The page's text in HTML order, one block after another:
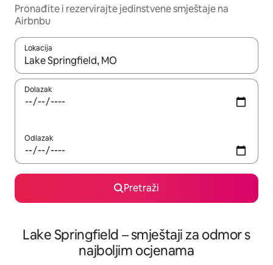
Pronađite i rezervirajte jedinstvene smještaje na
Airbnbu
Lokacija
Kada budu dostupni rezultati, moći ćete ih pregledati
Dolazak
Odlazak
Pretraži
Lake Springfield – smještaji za odmor s
najboljim ocjenama